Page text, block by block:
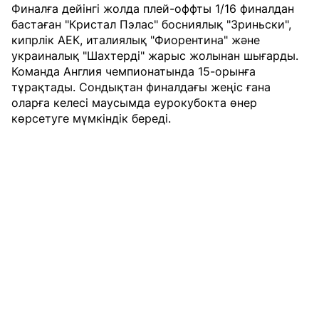
Финалға дейінгі жолда плей-оффты 1/16 финалдан
бастаған "Кристал Пэлас" босниялық "Зриньски",
кипрлік АЕК, италиялық "Фиорентина" және
украиналық "Шахтерді" жарыс жолынан шығарды.
Команда Англия чемпионатында 15-орынға
тұрақтады. Сондықтан финалдағы жеңіс ғана
оларға келесі маусымда еурокубокта өнер
көрсетуге мүмкіндік береді.